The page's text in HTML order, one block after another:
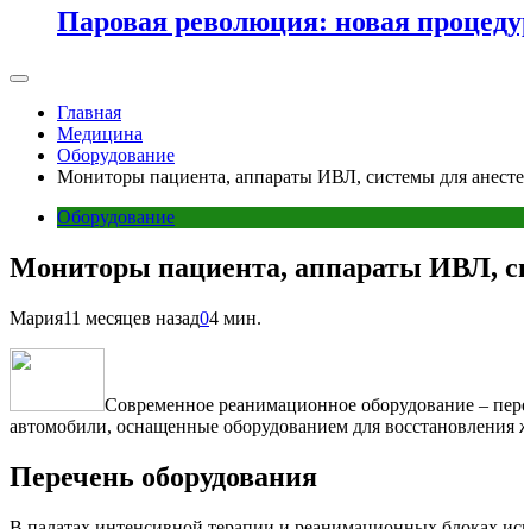
Паровая революция: новая
Главная
Медицина
Оборудование
Мониторы пациента, аппараты ИВЛ, системы для
Оборудование
Мониторы пациента, аппараты ИВЛ,
Мария11 месяцев назад04 мин.
Современное реанимационное оборудование –
автомобили, оснащенные оборудованием для
Перечень оборудования